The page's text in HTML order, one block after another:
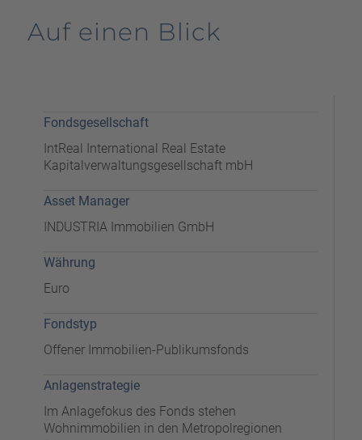
Auf einen Blick
Fondsgesellschaft
IntReal International Real Estate
Kapitalverwaltungsgesellschaft mbH
Asset Manager
INDUSTRIA Immobilien GmbH
Währung
Euro
Fondstyp
Offener Immobilien-Publikumsfonds
Anlagenstrategie
Im Anlagefokus des Fonds stehen
Wohnimmobilien in den Metropolregionen